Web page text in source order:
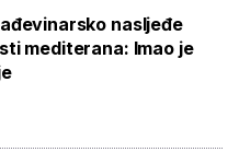
nasljeđe
mediterana: Imao je